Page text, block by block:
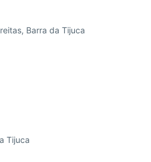
Barra da Tijuca
Tijuca